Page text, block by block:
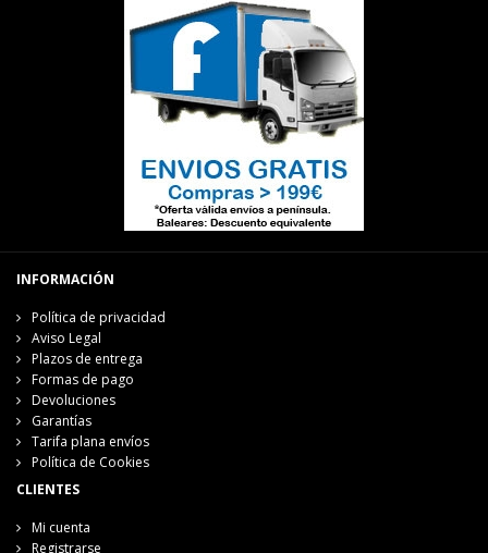
INFORMACIÓN
Política de privacidad
Aviso Legal
Plazos de entrega
Formas de pago
Devoluciones
Garantías
Tarifa plana envíos
Política de Cookies
CLIENTES
Mi cuenta
Registrarse